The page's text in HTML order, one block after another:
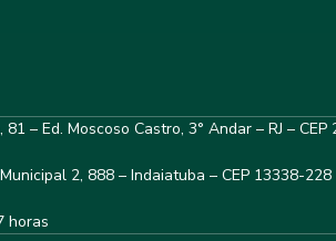
– Ed. Moscoso Castro, 3° Andar – RJ –
2, 888 – Indaiatuba – CEP 13338-228
horas